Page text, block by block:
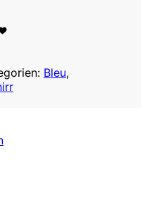
Bleu,